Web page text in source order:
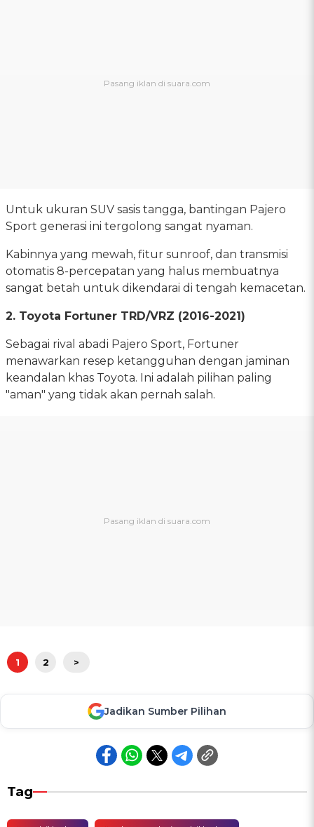
Untuk ukuran SUV sasis tangga, bantingan Pajero
Sport generasi ini tergolong sangat nyaman.
Kabinnya yang mewah, fitur sunroof, dan transmisi
otomatis 8-percepatan yang halus membuatnya
sangat betah untuk dikendarai di tengah kemacetan.
2. Toyota Fortuner TRD/VRZ (2016-2021)
Sebagai rival abadi Pajero Sport, Fortuner
menawarkan resep ketangguhan dengan jaminan
keandalan khas Toyota. Ini adalah pilihan paling
"aman" yang tidak akan pernah salah.
1 2 >
Jadikan Sumber Pilihan
Tag